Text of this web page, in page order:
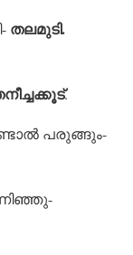
തലമുടി.
.
പരുങ്ങും-